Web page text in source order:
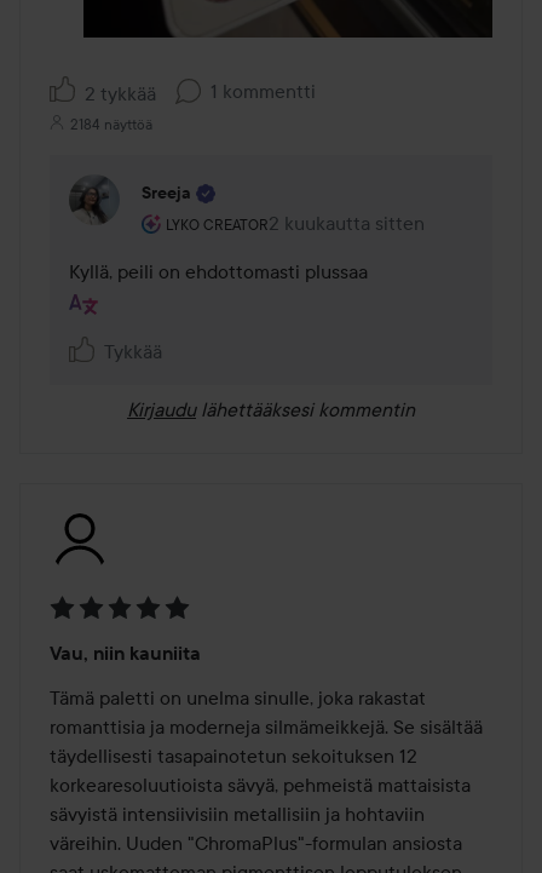
2 tykkää 1 kommentti
2184 näyttöä
Sreeja
LYKO CREATOR
Käyttäjän rooli: Lyko Creator.
2 kuukautta sitten
Kommentti lisättiin 2
Kyllä, peili on ehdottomasti plussaa
Tykkää
Kirjaudu lähettääksesi kommentin
5
/
5
Vau, niin kauniita
Tämä paletti on unelma sinulle, joka rakastat
romanttisia ja moderneja silmämeikkejä. Se sisältää
täydellisesti tasapainotetun sekoituksen 12
korkearesoluutioista sävyä, pehmeistä mattaisista
sävyistä intensiivisiin metallisiin ja hohtaviin
väreihin. Uuden "ChromaPlus"-formulan ansiosta